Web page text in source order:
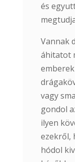
és
Vannak
áhitatot
vagy
gondol
ilyen
ezekről,
hódol